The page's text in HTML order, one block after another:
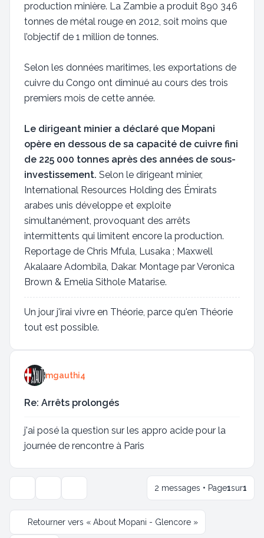
production minière. La Zambie a produit 890 346
tonnes de métal rouge en 2012, soit moins que
l’objectif de 1 million de tonnes.
Selon les données maritimes, les exportations de
cuivre du Congo ont diminué au cours des trois
premiers mois de cette année.
Le dirigeant minier a déclaré que Mopani
opère en dessous de sa capacité de cuivre fini
de 225 000 tonnes après des années de sous-
investissement. Selon le dirigeant minier,
International Resources Holding des Émirats
arabes unis développe et exploite
simultanément, provoquant des arrêts
intermittents qui limitent encore la production.
Reportage de Chris Mfula, Lusaka ; Maxwell
Akalaare Adombila, Dakar. Montage par Veronica
Brown & Emelia Sithole Matarise.
Un jour j'irai vivre en Théorie, parce qu'en Théorie
tout est possible.
mgauthi4
Re: Arrêts prolongés
j'ai posé la question sur les appro acide pour la
journée de rencontre à Paris
Options d’affichage et de tri
2 messages • Page1sur1
Retourner vers « About Mopani - Glencore »